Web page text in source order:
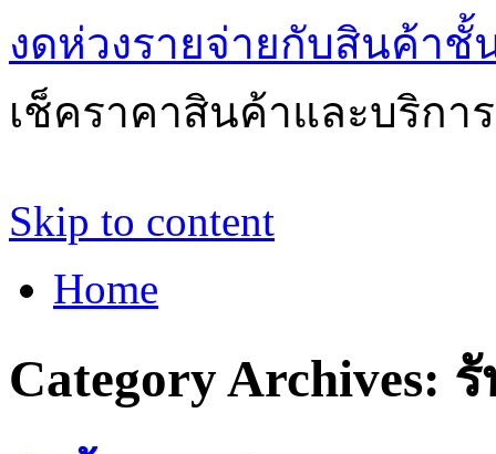
งดห่วงรายจ่ายกับสินค้า
เช็คราคาสินค้าและบริกา
Skip to content
Home
Category Archives: